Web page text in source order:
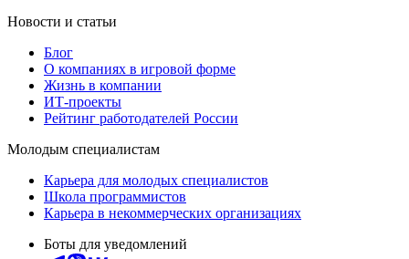
Новости и статьи
Блог
О компаниях в игровой форме
Жизнь в компании
ИТ-проекты
Рейтинг работодателей России
Молодым специалистам
Карьера для молодых специалистов
Школа программистов
Карьера в некоммерческих организациях
Боты для уведомлений